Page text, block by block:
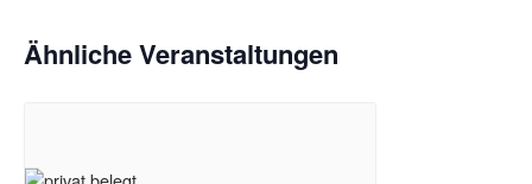
Ähnliche Veranstaltungen